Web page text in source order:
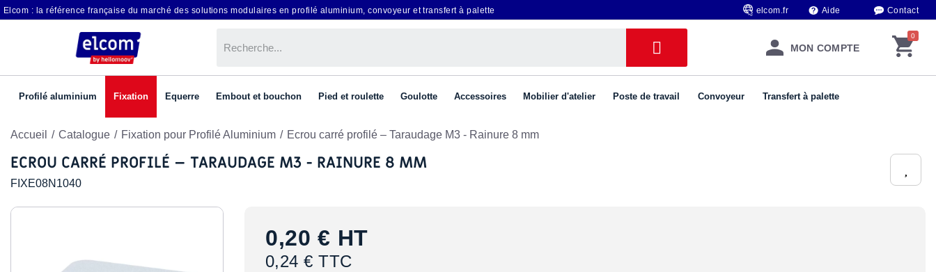
Elcom : la référence française du marché des solutions modulaires en profilé aluminium, convoyeur et transfert à palette elcom.fr Aide Contact
MON COMPTE
Profilé aluminium Fixation Equerre Embout et bouchon Pied et roulette Goulotte Accessoires Mobilier d'atelier Poste de travail Convoyeur Transfert à palette
Accueil Catalogue Fixation pour Profilé Aluminium Ecrou carré profilé – Taraudage M3 - Rainure 8 mm
ECROU CARRÉ PROFILÉ – TARAUDAGE M3 - RAINURE 8 MM
FIXE08N1040
0,20 € HT
0,24 € TTC